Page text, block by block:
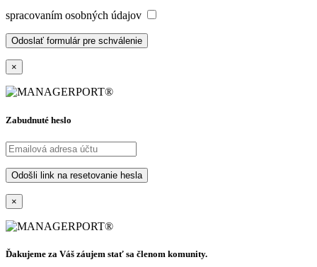
spracovaním osobných údajov
×
Zabudnuté heslo
×
Ďakujeme za Váš záujem stať sa členom komunity.